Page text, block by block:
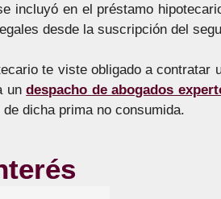
incluyó en el préstamo
desde la suscripción del
te viste obligado a contratar
undespacho de abogados
dicha prima no consumida.